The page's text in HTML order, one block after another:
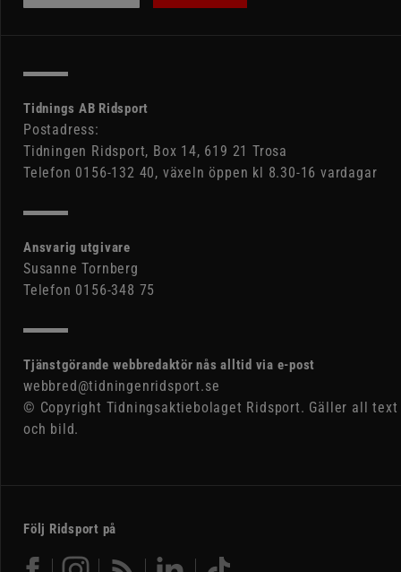
Tidnings AB Ridsport
Postadress:
Tidningen Ridsport, Box 14, 619 21 Trosa
Telefon 0156-132 40, växeln öppen kl 8.30-16 vardagar
Ansvarig utgivare
Susanne Tornberg
Telefon 0156-348 75
Tjänstgörande webbredaktör nås alltid via e-post
webbred@tidningenridsport.se
© Copyright Tidningsaktiebolaget Ridsport. Gäller all text
och bild.
Följ Ridsport på